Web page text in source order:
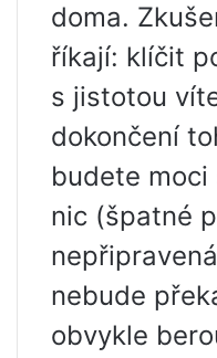
doma.
říkají: klíčit
s jistotou
dokončení
budete moci
nic (špatné
nebude
obvykle